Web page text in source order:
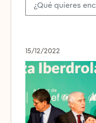
15/12/2022